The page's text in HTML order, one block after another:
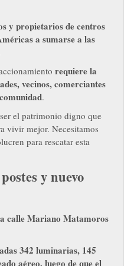
y propietarios de centros
a sumarse a las
requiere la
vecinos, comerciantes
.
el patrimonio digno que
vivir mejor. Necesitamos
para rescatar esta
y nuevo
calle Mariano Matamoros
342 luminarias, 145
aéreo, luego de que el